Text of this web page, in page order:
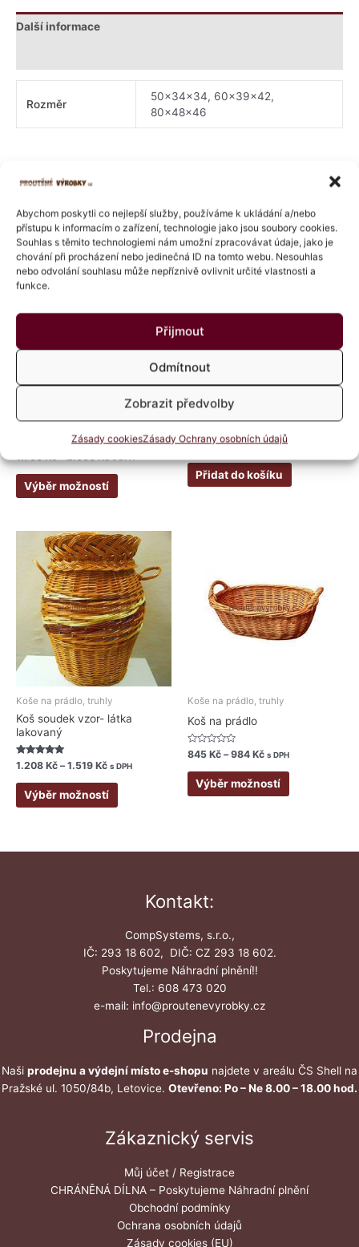
Abychom poskytli co nejlepší služby, používáme k ukládání a/nebo
přístupu k informacím o zařízení, technologie jako jsou soubory cookies.
Souhlas s těmito technologiemi nám umožní zpracovávat údaje, jako je
chování při procházení nebo jedinečná ID na tomto webu. Nesouhlas
nebo odvolání souhlasu může nepříznivě ovlivnit určité vlastnosti a
funkce.
Přijmout
Odmítnout
Zobrazit předvolby
Zásady cookiesZásady Ochrany osobních údajů
Další informace
Rozměr
50x34x34, 60x39x42,
80x48x46
Koše na prádlo, truhly
Koš na prádlo hranatý lak
látka
0
z
Rozpětí
cen:
1.750 Kč
až
2.080 Kč
Výběr možností
Tento
produkt
má
vybrat
stránce
produktu
Koš na prádlo ke stěně – malý
Hodnocení
z 5
1.309Kč s DPH
Přidat do košíku
Koše na prádlo, truhly
Koš soudek vzor- látka
lakovaný
Hodnocení
5.00
z 5
1.208 Kč – 1.519 Kč
Rozpětí
cen:
1.208 Kč
až
1.519 Kč
s DPH
Výběr možností
Tento
produkt
má
více
variant.
Možnosti
lze
vybrat
na
produktu
Koše na prádlo, truhly
Koš na prádlo
Hodnocení
0
z
845 Kč – 984 Kč
984 Kč
s DPH
Výběr možností
více
variant.
Možnosti
lze
Kontakt:
CompSystems, s.r.o.,
IČ: 293 18 602, DIČ: CZ 293 18 602.
Poskytujeme Náhradní plnění!!
Tel.: 608 473 020
e-mail: info@proutenevyrobky.cz
Prodejna
Naši prodejnu a výdejní místo e-shopu najdete v areálu ČS Shell na
Pražské ul. 1050/84b, Letovice. Otevřeno: Po – Ne 8.00 – 18.00 hod.
Zákaznický servis
Můj účet / Registrace
CHRÁNĚNÁ DÍLNA – Poskytujeme Náhradní plnění
Obchodní podmínky
Ochrana osobních údajů
Zásady cookies (EU)